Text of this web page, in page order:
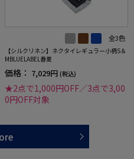
全3色
【シルクリネン】ネクタイレギュラー小柄S＆
MBLUELABEL春夏
価格： 7,029円 (税込)
★2点で1,000円OFF／3点で3,00
0円OFF対象